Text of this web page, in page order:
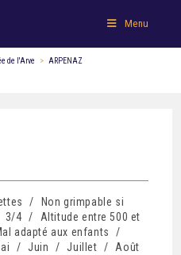
Menu
de l'Arve > ARPENAZ
/
Non grimpable si
3/4 /
Altitude entre 500 et
adapté aux enfants
/
/ Juin / Juillet /
Août